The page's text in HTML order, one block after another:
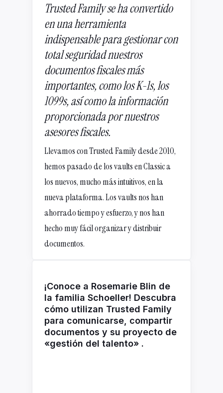
Trusted Family se ha convertido
en una herramienta
indispensable para gestionar con
total seguridad nuestros
documentos fiscales más
importantes, como los K-1s, los
1099s, así como la información
proporcionada por nuestros
asesores fiscales.
Llevamos con Trusted Family desde 2010,
hemos pasado de los vaults en Classic a
los nuevos, mucho más intuitivos, en la
nueva plataforma. Los vaults nos han
ahorrado tiempo y esfuerzo, y nos han
hecho muy fácil organizar y distribuir
documentos.
¡Conoce a Rosemarie Blin de
la familia Schoeller! Descubra
cómo utilizan Trusted Family
para comunicarse, compartir
documentos y su proyecto de
«gestión del talento» .